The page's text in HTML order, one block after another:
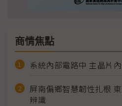
商情焦點
系統內部電路中 主晶片
屏南偏鄉智慧韌性扎根
辨識